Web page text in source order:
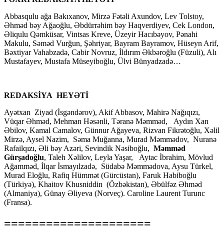
Abbasqulu ağa Bakıxanov, Mirzə Fətəli Axundov, Lev Tolstoy,
Əhməd bəy Ağaoğlu, Əbdürrəhim bəy Haqverdiyev, Cek London,
Əliqulu Qəmküsar, Vintsas Kreve, Üzeyir Hacıbəyov, Pənahi
Makulu, Səməd Vurğun, Şəhriyar, Bayram Bayramov, Hüseyn Arif,
Bəxtiyar Vahabzadə, Cabir Novruz, İldırım Əkbəroğlu (Füzuli), Alı
Mustafayev, Mustafa Müseyiboğlu, Ülvi Bünyadzadə…
REDAKSİYA HEYƏTİ
Ayətxan Ziyad (İsgəndərov), Akif Abbasov, Mahirə Nağıqızı,
Vüqar Əhməd, Mehman Həsənli, Təranə Məmməd, Aydın Xan
Əbilov, Kamal Camalov, Günnur Ağayeva, Rizvan Fikrətoğlu, Xəlil
Mirzə, Aysel Nazim, Səma Muğanna, Murad Məmmədov, Nuranə
Rafailqızı, Əli bəy Azəri, Sevindik Nəsiboğlu, Məmməd
Gürşadoğlu, Taleh Xəlilov, Leyla Yaşar, Aytac İbrahim, Mövlud
Ağamməd, İlqar İsmayılzadə, Südabə Məmmədova, Aysu Türkel,
Murad Eloğlu, Rafiq Hümmət (Gürcüstan), Faruk Habiboğlu
(Türkiyə), Khaitov Khusniddin (Özbəkistan), Əbülfəz Əhməd
(Almaniya), Günay Əliyeva (Norveç). Caroline Laurent Turunc
(Fransa).
=====================